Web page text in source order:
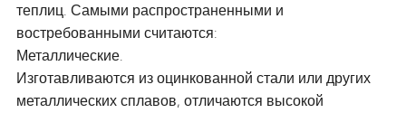
теплиц. Самыми распространенными и
востребованными считаются:
Металлические.
Изготавливаются из оцинкованной стали или других
металлических сплавов, отличаются высокой